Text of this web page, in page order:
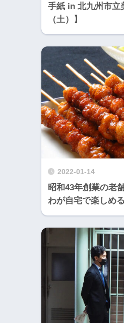
手紙 in 北九州市立
（土）】
2022-01-14
昭和43年創業の老
わが自宅で楽しめ